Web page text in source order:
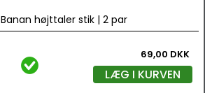
Banan højttaler stik | 2 par
69,00 DKK
LÆG I KURVEN